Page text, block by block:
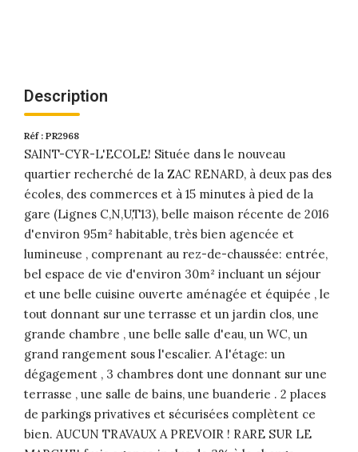
Description
Réf : PR2968
SAINT-CYR-L'ECOLE! Située dans le nouveau
quartier recherché de la ZAC RENARD, à deux pas des
écoles, des commerces et à 15 minutes à pied de la
gare (Lignes C,N,U,T13), belle maison récente de 2016
d'environ 95m² habitable, très bien agencée et
lumineuse , comprenant au rez-de-chaussée: entrée,
bel espace de vie d'environ 30m² incluant un séjour
et une belle cuisine ouverte aménagée et équipée , le
tout donnant sur une terrasse et un jardin clos, une
grande chambre , une belle salle d'eau, un WC, un
grand rangement sous l'escalier. A l'étage: un
dégagement , 3 chambres dont une donnant sur une
terrasse , une salle de bains, une buanderie . 2 places
de parkings privatives et sécurisées complètent ce
bien. AUCUN TRAVAUX A PREVOIR ! RARE SUR LE